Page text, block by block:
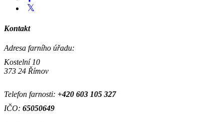
Kontakt
Adresa farního úřadu:
Kostelní 10
373 24 Římov
Telefon farnosti: +420 603 105 327
IČO: 65050649